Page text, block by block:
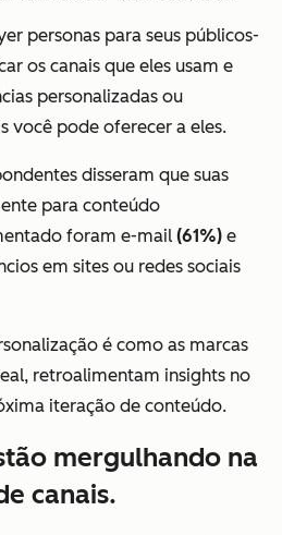
personas para seus públicos-
os canais que eles usam e
personalizadas ou
você pode oferecer a eles.
disseram que suas
para conteúdo
foram e-mail (61%) e
em sites ou redes sociais
é como as marcas
retroalimentam insights no
iteração de conteúdo.
mergulhando na
canais.